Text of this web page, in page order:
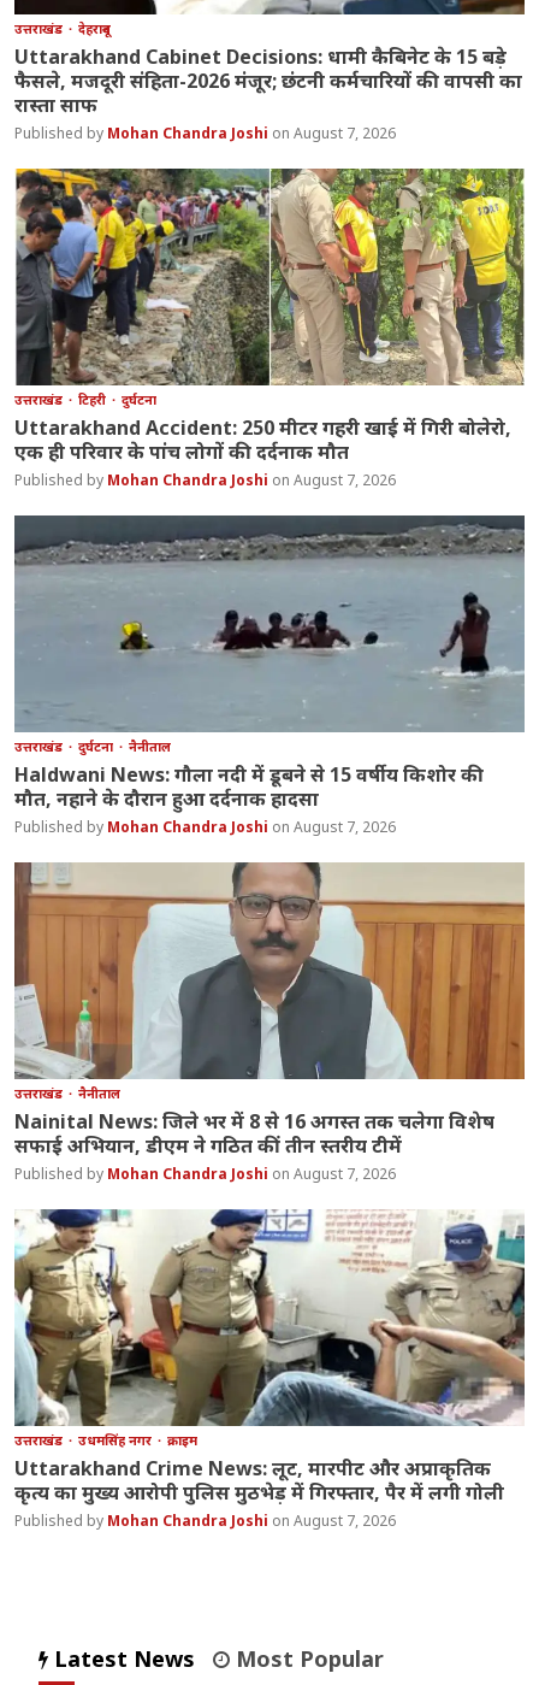
उत्तराखंड देहरादून
Uttarakhand Cabinet Decisions: धामी कैबिनेट के 15 बड़े
फैसले, मजदूरी संहिता-2026 मंजूर; छंटनी कर्मचारियों की वापसी का
रास्ता साफ
Mohan Chandra Joshi August 7, 2026
उत्तराखंड टिहरी दुर्घटना
Uttarakhand Accident: 250 मीटर गहरी खाई में गिरी बोलेरो,
एक ही परिवार के पांच लोगों की दर्दनाक मौत
Mohan Chandra Joshi August 7, 2026
उत्तराखंड दुर्घटना नैनीताल
Haldwani News: गौला नदी में डूबने से 15 वर्षीय किशोर की
मौत, नहाने के दौरान हुआ दर्दनाक हादसा
Mohan Chandra Joshi August 7, 2026
उत्तराखंड नैनीताल
Nainital News: जिले भर में 8 से 16 अगस्त तक चलेगा विशेष
सफाई अभियान, डीएम ने गठित कीं तीन स्तरीय टीमें
Mohan Chandra Joshi August 7, 2026
उत्तराखंड उधमसिंह नगर क्राइम
Uttarakhand Crime News: लूट, मारपीट और अप्राकृतिक
कृत्य का मुख्य आरोपी पुलिस मुठभेड़ में गिरफ्तार, पैर में लगी गोली
Mohan Chandra Joshi August 7, 2026
Latest News Most Popular